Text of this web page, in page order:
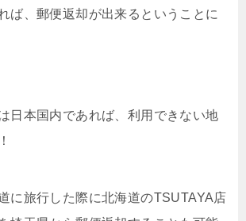
ば、郵便返却が出来るということに
日本国内であれば、利用できない地
に旅行した際に北海道のTSUTAYA店